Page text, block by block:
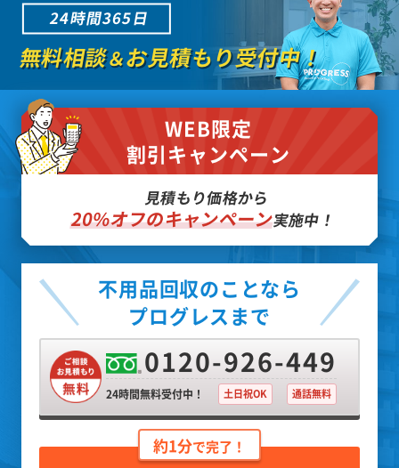
24時間365日
無料相談＆お見積もり受付中！
WEB限定
割引キャンペーン
見積もり価格から
20%オフのキャンペーン実施中！
不用品回収のことなら
プログレスまで
0120-926-449
24時間無料受付中！ 土日祝OK 通話無料
約1分で完了！